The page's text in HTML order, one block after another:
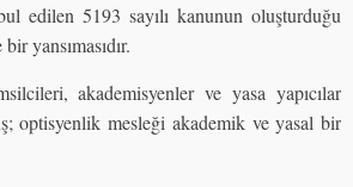
edilen 5193 sayılı kanunun oluşturduğu
yansımasıdır.
akademisyenler ve yasa yapıcılar
optisyenlik mesleği akademik ve yasal bir